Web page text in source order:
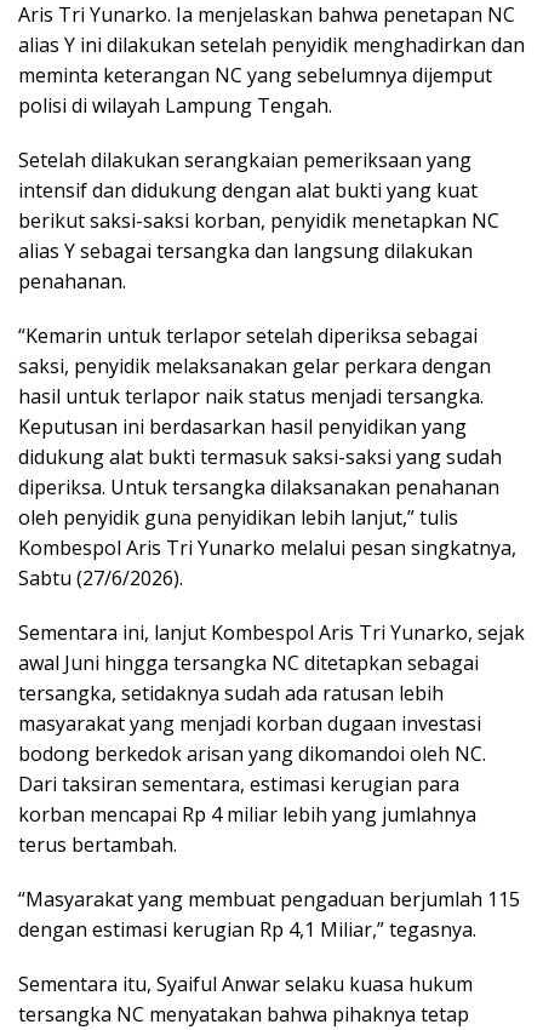
Aris Tri Yunarko. Ia menjelaskan bahwa penetapan NC
alias Y ini dilakukan setelah penyidik menghadirkan dan
meminta keterangan NC yang sebelumnya dijemput
polisi di wilayah Lampung Tengah.
Setelah dilakukan serangkaian pemeriksaan yang
intensif dan didukung dengan alat bukti yang kuat
berikut saksi-saksi korban, penyidik menetapkan NC
alias Y sebagai tersangka dan langsung dilakukan
penahanan.
“Kemarin untuk terlapor setelah diperiksa sebagai
saksi, penyidik melaksanakan gelar perkara dengan
hasil untuk terlapor naik status menjadi tersangka.
Keputusan ini berdasarkan hasil penyidikan yang
didukung alat bukti termasuk saksi-saksi yang sudah
diperiksa. Untuk tersangka dilaksanakan penahanan
oleh penyidik guna penyidikan lebih lanjut,” tulis
Kombespol Aris Tri Yunarko melalui pesan singkatnya,
Sabtu (27/6/2026).
Sementara ini, lanjut Kombespol Aris Tri Yunarko, sejak
awal Juni hingga tersangka NC ditetapkan sebagai
tersangka, setidaknya sudah ada ratusan lebih
masyarakat yang menjadi korban dugaan investasi
bodong berkedok arisan yang dikomandoi oleh NC.
Dari taksiran sementara, estimasi kerugian para
korban mencapai Rp 4 miliar lebih yang jumlahnya
terus bertambah.
“Masyarakat yang membuat pengaduan berjumlah 115
dengan estimasi kerugian Rp 4,1 Miliar,” tegasnya.
Sementara itu, Syaiful Anwar selaku kuasa hukum
tersangka NC menyatakan bahwa pihaknya tetap